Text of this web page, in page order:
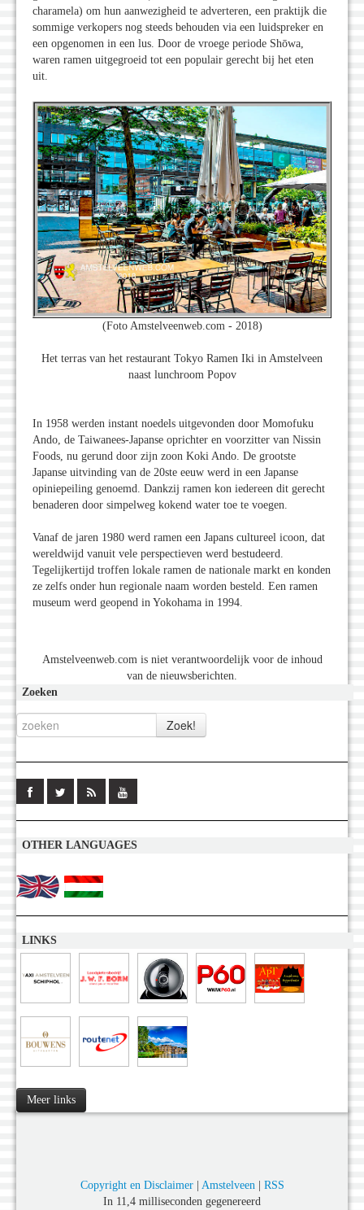
charamela) om hun aanwezigheid te adverteren, een praktijk die
sommige verkopers nog steeds behouden via een luidspreker en
een opgenomen in een lus. Door de vroege periode Shōwa,
waren ramen uitgegroeid tot een populair gerecht bij het eten
uit.
(Foto Amstelveenweb.com - 2018)
Het terras van het restaurant Tokyo Ramen Iki in Amstelveen
naast lunchroom Popov
In 1958 werden instant noedels uitgevonden door Momofuku
Ando, de Taiwanees-Japanse oprichter en voorzitter van Nissin
Foods, nu gerund door zijn zoon Koki Ando. De grootste
Japanse uitvinding van de 20ste eeuw werd in een Japanse
opiniepeiling genoemd. Dankzij ramen kon iedereen dit gerecht
benaderen door simpelweg kokend water toe te voegen.
Vanaf de jaren 1980 werd ramen een Japans cultureel icoon, dat
wereldwijd vanuit vele perspectieven werd bestudeerd.
Tegelijkertijd troffen lokale ramen de nationale markt en konden
ze zelfs onder hun regionale naam worden besteld. Een ramen
museum werd geopend in Yokohama in 1994.
Amstelveenweb.com is niet verantwoordelijk voor de inhoud
van de nieuwsberichten.
Zoeken
OTHER LANGUAGES
LINKS
Meer links
Copyright en Disclaimer| Amstelveen | RSS
In 11,4 milliseconden gegenereerd